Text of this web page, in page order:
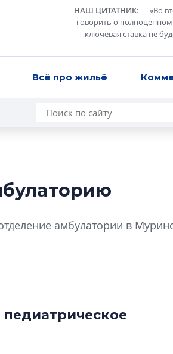
НАШ ЦИТАТНИК: «Во
говорить о
ключевая ставка не
Всё про жильё
амбулатории в
Гала-
Петербурга